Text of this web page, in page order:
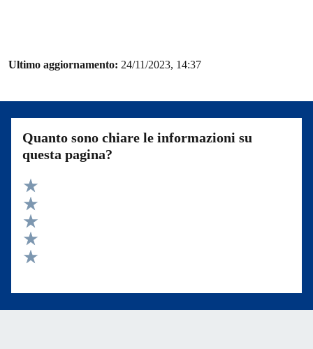
Ultimo aggiornamento: 24/11/2023, 14:37
Quanto sono chiare le informazioni su
questa pagina?
Valuta 5 stelle su 5
Valuta 4 stelle su 5
Valuta 3 stelle su 5
Valuta 2 stelle su 5